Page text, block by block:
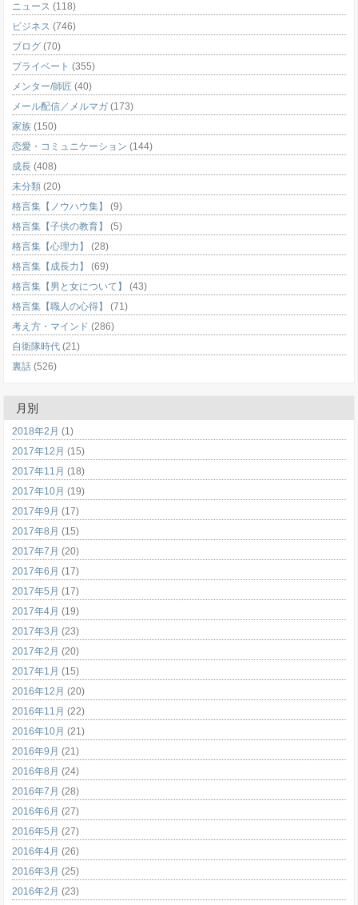
ニュース (118)
ビジネス (746)
ブログ (70)
プライベート (355)
メンター/師匠 (40)
メール配信／メルマガ (173)
家族 (150)
恋愛・コミュニケーション (144)
成長 (408)
未分類 (20)
格言集【ノウハウ集】
(9)
格言集【子供の教育】
(5)
格言集【心理力】
(28)
格言集【成長力】
(69)
格言集【男と女について】
(43)
格言集【職人の心得】
(71)
考え方・マインド (286)
自衛隊時代 (21)
裏話 (526)
月別
2018年2月 (1)
2017年12月 (15)
2017年11月 (18)
2017年10月 (19)
2017年9月 (17)
2017年8月 (15)
2017年7月 (20)
2017年6月 (17)
2017年5月 (17)
2017年4月 (19)
2017年3月 (23)
2017年2月 (20)
2017年1月 (15)
2016年12月 (20)
2016年11月 (22)
2016年10月 (21)
2016年9月 (21)
2016年8月 (24)
2016年7月 (28)
2016年6月 (27)
2016年5月 (27)
2016年4月 (26)
2016年3月 (25)
2016年2月 (23)